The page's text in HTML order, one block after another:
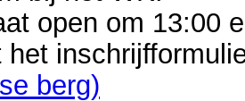
open om 13:00
het
berg)